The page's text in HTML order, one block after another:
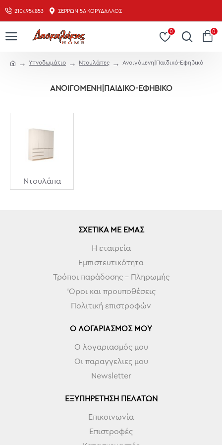
2104954853 ΣΕΡΡΏΝ 5Α ΚΟΡΥΔΑΛΛΌΣ
0 0
Υπνοδωμάτιο Ντουλάπες Ανοιγόμενη|Παιδικό-Εφηβικό
ΑΝΟΙΓΌΜΕΝΗ|ΠΑΙΔΙΚΌ-ΕΦΗΒΙΚΌ
Ντουλάπα
ΣΧΕΤΙΚΆ ΜΕ ΕΜΆΣ
Η εταιρεία
Εμπιστευτικότητα
Τρόποι παράδοσης - Πληρωμής
'Οροι και προυποθέσεις
Πολιτική επιστροφών
Ο ΛΟΓΑΡΙΑΣΜΌΣ ΜΟΥ
Ο λογαριασμός μου
Οι παραγγελιες μου
Newsletter
ΕΞΥΠΗΡΈΤΗΣΗ ΠΕΛΑΤΏΝ
Επικοινωνία
Επιστροφές